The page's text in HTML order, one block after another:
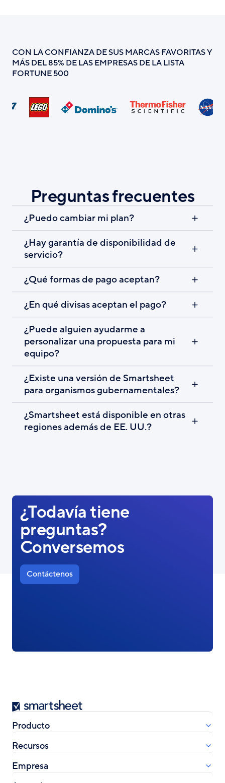
CON LA CONFIANZA DE SUS MARCAS FAVORITAS Y
MÁS DEL 85% DE LAS EMPRESAS DE LA LISTA
FORTUNE 500
Preguntas frecuentes
¿Puedo cambiar mi plan?
¿Hay garantía de disponibilidad de
servicio?
¿Qué formas de pago aceptan?
¿En qué divisas aceptan el pago?
¿Puede alguien ayudarme a
personalizar una propuesta para mi
equipo?
¿Existe una versión de Smartsheet
para organismos gubernamentales?
¿Smartsheet está disponible en otras
regiones además de EE. UU.?
¿Todavía tiene
preguntas?
Conversemos
Contáctenos
Smartsheet
Producto
Recursos
Empresa